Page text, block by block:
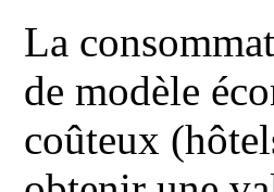
La
de modèle
coûteux